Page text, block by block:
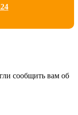
сообщить вам об